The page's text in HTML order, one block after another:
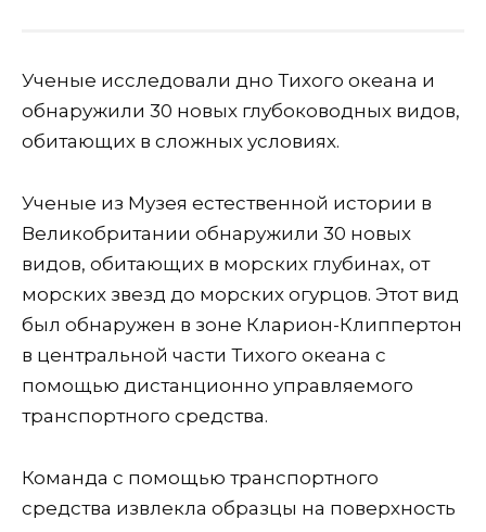
Ученые исследовали дно Тихого океана и
обнаружили 30 новых глубоководных видов,
обитающих в сложных условиях.
Ученые из Музея естественной истории в
Великобритании обнаружили 30 новых
видов, обитающих в морских глубинах, от
морских звезд до морских огурцов. Этот вид
был обнаружен в зоне Кларион-Клиппертон
в центральной части Тихого океана с
помощью дистанционно управляемого
транспортного средства.
Команда с помощью транспортного
средства извлекла образцы на поверхность